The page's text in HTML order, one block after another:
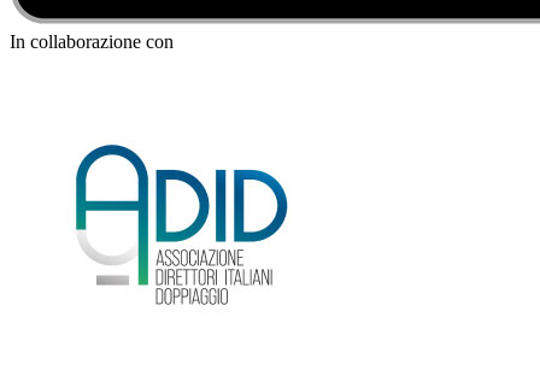
In collaborazione con